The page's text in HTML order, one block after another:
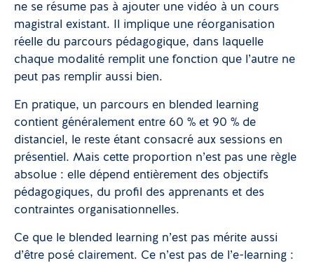
ne se résume pas à ajouter une vidéo à un cours
magistral existant. Il implique une réorganisation
réelle du parcours pédagogique, dans laquelle
chaque modalité remplit une fonction que l’autre ne
peut pas remplir aussi bien.
En pratique, un parcours en blended learning
contient généralement entre 60 % et 90 % de
distanciel, le reste étant consacré aux sessions en
présentiel. Mais cette proportion n’est pas une règle
absolue : elle dépend entièrement des objectifs
pédagogiques, du profil des apprenants et des
contraintes organisationnelles.
Ce que le blended learning n’est pas mérite aussi
d’être posé clairement. Ce n’est pas de l’e-learning :